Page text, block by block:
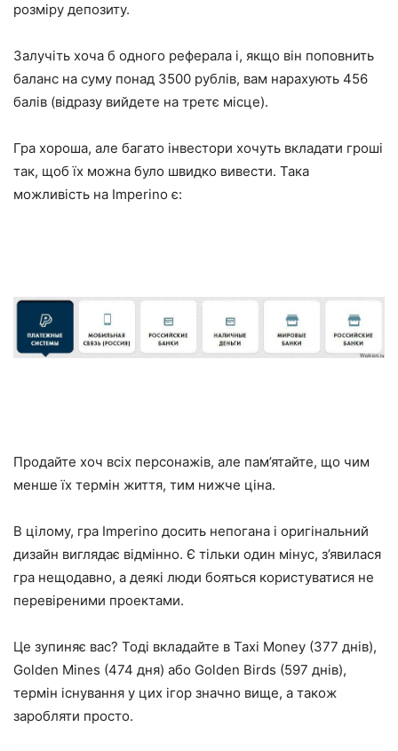
розміру депозиту.
Залучіть хоча б одного реферала і, якщо він поповнить
баланс на суму понад 3500 рублів, вам нарахують 456
балів (відразу вийдете на третє місце).
Гра хороша, але багато інвестори хочуть вкладати гроші
так, щоб їх можна було швидко вивести. Така
можливість на Imperino є:
Продайте хоч всіх персонажів, але пам’ятайте, що чим
менше їх термін життя, тим нижче ціна.
В цілому, гра Imperino досить непогана і оригінальний
дизайн виглядає відмінно. Є тільки один мінус, з’явилася
гра нещодавно, а деякі люди бояться користуватися не
перевіреними проектами.
Це зупиняє вас? Тоді вкладайте в Taxi Money (377 днів),
Golden Mines (474 дня) або Golden Birds (597 днів),
термін існування у цих ігор значно вище, а також
заробляти просто.